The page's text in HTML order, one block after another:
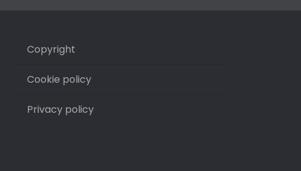
Copyright
Cookie policy
Privacy policy